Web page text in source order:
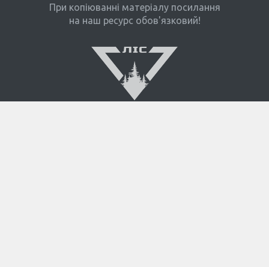
При копіюванні матеріалу посилання
на наш ресурс обов'язковий!